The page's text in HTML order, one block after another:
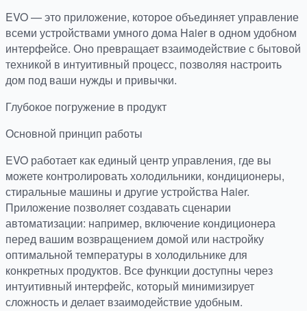
EVO — это приложение, которое объединяет управление
всеми устройствами умного дома Haier в одном удобном
интерфейсе. Оно превращает взаимодействие с бытовой
техникой в интуитивный процесс, позволяя настроить
дом под ваши нужды и привычки.
Глубокое погружение в продукт
Основной принцип работы
EVO работает как единый центр управления, где вы
можете контролировать холодильники, кондиционеры,
стиральные машины и другие устройства Haier.
Приложение позволяет создавать сценарии
автоматизации: например, включение кондиционера
перед вашим возвращением домой или настройку
оптимальной температуры в холодильнике для
конкретных продуктов. Все функции доступны через
интуитивный интерфейс, который минимизирует
сложность и делает взаимодействие удобным.